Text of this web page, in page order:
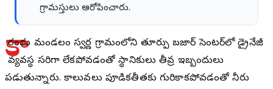
గ్రామస్తులు ఆరోపించారు.
రంచేడు మండలం స్వర్ణ గ్రామంలోని తూర్పు బజార్ సెంటర్‌లో డ్రైనేజీ
వ్యవస్థ సరిగా లేకపోవడంతో స్థానికులు తీవ్ర ఇబ్బందులు
పడుతున్నారు. కాలువలు పూడికతీతకు గురికాకపోవడంతో నీరు